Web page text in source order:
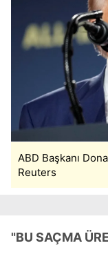
ABD Başkanı
Reuters
"BU SAÇMA